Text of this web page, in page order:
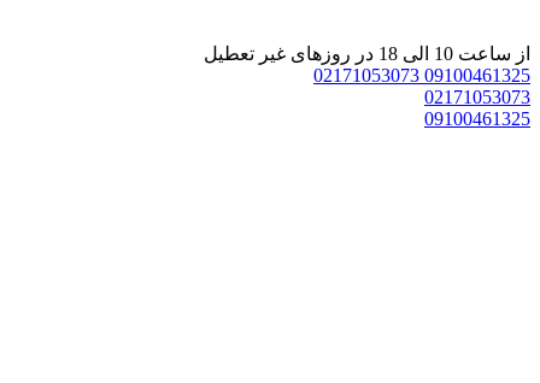
از ساعت 10 الی 18 در روزهای غیر تعطیل
09100461325
02171053073
02171053073
09100461325